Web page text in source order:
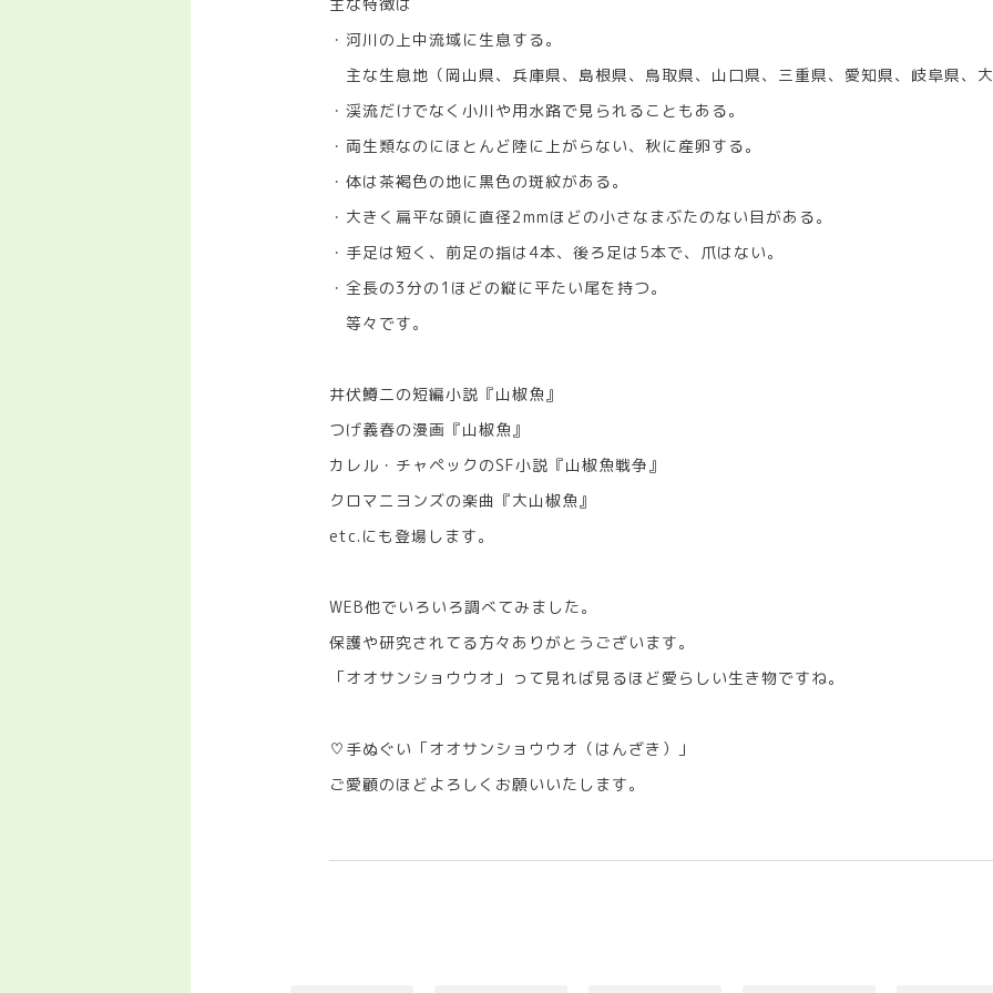
・河川の上中流域に生息する。
主な生息地（岡山県、兵庫県、島根県、鳥取県、山口県、三重県、愛知県、岐阜県、
・渓流だけでなく小川や用水路で見られることもある。
・両生類なのにほとんど陸に上がらない、秋に産卵する。
・体は茶褐色の地に黒色の斑紋がある。
・大きく扁平な頭に直径2mmほどの小さなまぶたのない目がある。
・手足は短く、前足の指は4本、後ろ足は5本で、爪はない。
・全長の3分の1ほどの縦に平たい尾を持つ。
等々です。
井伏鱒二の短編小説『山椒魚』
つげ義春の漫画『山椒魚』
カレル・チャペックのSF小説『山椒魚戦争』
クロマニヨンズの楽曲『大山椒魚』
etc.にも登場します。
WEB他でいろいろ調べてみました。
保護や研究されてる方々ありがとうございます。
「オオサンショウウオ」って見れば見るほど愛らしい生き物ですね。
♡手ぬぐい「オオサンショウウオ（はんざき）」
ご愛顧のほどよろしくお願いいたします。